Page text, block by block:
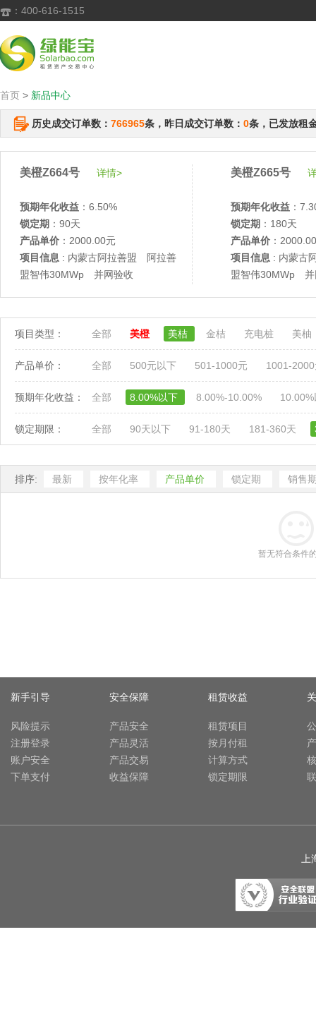
 ：400-616-1515
首页 > 新品中心
历史成交订单数： 766965条，昨日成交订单数： 0条，已发放租
美橙Z664号 详情>
预期年化收益 ：6.50%
锁定期 ：90天
产品单价 ：2000.00元
项目信息 : 内蒙古阿拉善盟 阿拉善
盟智伟30MWp 并网验收
美橙Z665号
预期年化收益 ：
锁定期 ：180天
产品单价 ：
项目信息 : 内蒙古
盟智伟30MWp 并
项目类型： 全部 美橙 美桔 金桔 充电桩 美柚
产品单价： 全部 500元以下 501-1000元 1001-
预期年化收益： 全部 8.00%以下 8.00%-10.00%
锁定期限： 全部 90天以下 91-180天 181-360天
排序: 最新 按年化率 产品单价 锁定期 销售
暂无符合条件
新手引导
风险提示
注册登录
账户安全
下单支付
安全保障
产品安全
产品灵活
产品交易
收益保障
租赁收益
租赁项目
按月付租
计算方式
锁定期限